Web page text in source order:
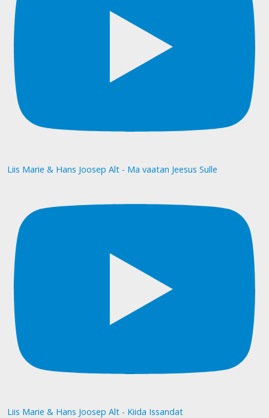
Liis Marie & Hans Joosep Alt - Ma vaatan Jeesus Sulle
Liis Marie & Hans Joosep Alt - Kiida Issandat